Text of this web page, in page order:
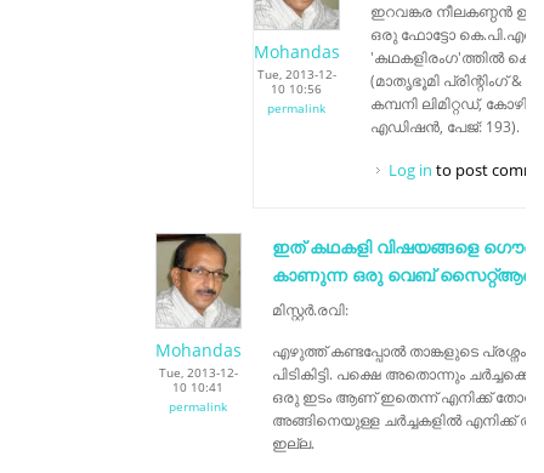
Mohandas
Tue, 2013-12-
10 10:56
permalink
ഇറവങ്കര നീലകണ്ഠൻ
ഒരു ഫോട്ടോ
'കഥകളിരംഗ'ത്തിൽ
(മാതൃഭൂമി പ്രിന്റിംഗ് &
കമ്പനി ലിമിറ്റഡ്,
എഡിഷൻ, പേജ്: 193).
Log in to post
Mohandas
Tue, 2013-12-
10 10:41
permalink
ഇത് കഥകളി വിഷയങ്ങളെ
കാണുന്ന ഒരു വെബ്‌ സൈറ്റ്ആണ്
മിസ്റ്റർ.രവി:
എഴുത്ത് കണ്ടപ്പോൽ താങ്കളുടെ പ്രശ്നം
പിടികിട്ടി. പക്ഷെ അതൊന്നും
ഒരു ഇടം ആണ് ഇതെന്ന് എനിക്ക്
അങ്ങിനെയുള്ള ചർച്ചകളിൽ എനിക്ക്
ഇല്ല.